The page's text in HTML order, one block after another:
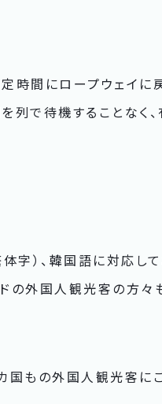
時間にロープウェイ
列で待機することなく
体字）、韓国語に対応
の外国人観光客の方
国もの外国人観光客に